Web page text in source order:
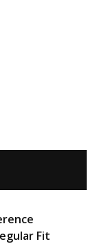
Fit